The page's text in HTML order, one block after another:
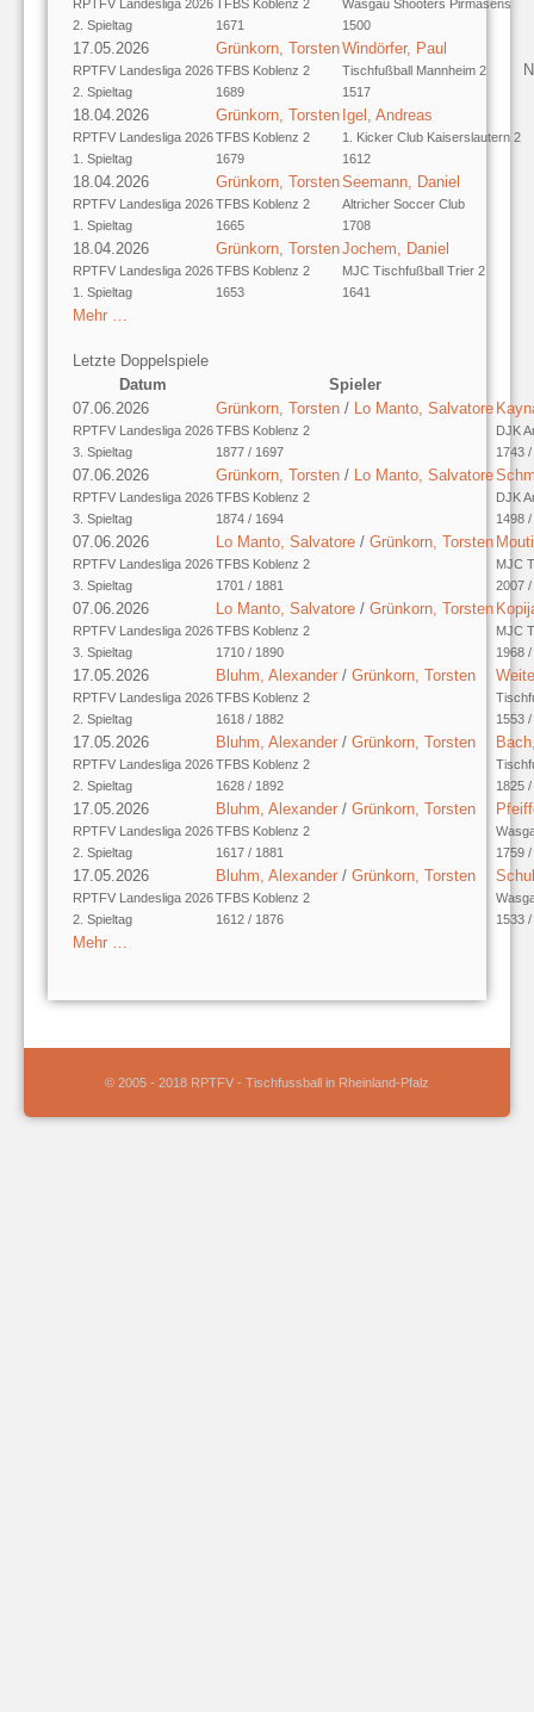
RPTFV Landesliga 2026
2. Spieltag
TFBS Koblenz 2
1671
Wasgau Shooters Pirmasens
1500
17.05.2026
RPTFV Landesliga 2026
2. Spieltag
Grünkorn, Torsten
TFBS Koblenz 2
1689
Windörfer, Paul
Tischfußball Mannheim 2
1517
18.04.2026
RPTFV Landesliga 2026
1. Spieltag
Grünkorn, Torsten
TFBS Koblenz 2
1679
Igel, Andreas
1. Kicker Club Kaiserslautern 2
1612
18.04.2026
RPTFV Landesliga 2026
1. Spieltag
Grünkorn, Torsten
TFBS Koblenz 2
1665
Seemann, Daniel
Altricher Soccer Club
1708
18.04.2026
RPTFV Landesliga 2026
1. Spieltag
Grünkorn, Torsten
TFBS Koblenz 2
1653
Jochem, Daniel
MJC Tischfußball Trier 2
1641
Mehr …
Letzte Doppelspiele
Datum
Spieler
07.06.2026
RPTFV Landesliga 2026
3. Spieltag
Grünkorn, Torsten / Lo Manto, Salvatore
TFBS Koblenz 2
1877 / 1697
DJK
1743
07.06.2026
RPTFV Landesliga 2026
3. Spieltag
Grünkorn, Torsten / Lo Manto, Salvatore
TFBS Koblenz 2
1874 / 1694
DJK
1498
07.06.2026
RPTFV Landesliga 2026
3. Spieltag
Lo Manto, Salvatore / Grünkorn, Torsten
TFBS Koblenz 2
1701 / 1881
MJC
2007
07.06.2026
RPTFV Landesliga 2026
3. Spieltag
Lo Manto, Salvatore / Grünkorn, Torsten
TFBS Koblenz 2
1710 / 1890
MJC
1968
17.05.2026
RPTFV Landesliga 2026
2. Spieltag
Bluhm, Alexander / Grünkorn, Torsten
TFBS Koblenz 2
1618 / 1882
1553
17.05.2026
RPTFV Landesliga 2026
2. Spieltag
Bluhm, Alexander / Grünkorn, Torsten
TFBS Koblenz 2
1628 / 1892
1825
17.05.2026
RPTFV Landesliga 2026
2. Spieltag
Bluhm, Alexander / Grünkorn, Torsten
TFBS Koblenz 2
1617 / 1881
1759
17.05.2026
RPTFV Landesliga 2026
2. Spieltag
Bluhm, Alexander / Grünkorn, Torsten
TFBS Koblenz 2
1612 / 1876
1533
Mehr …
© 2005 - 2018 RPTFV - Tischfussball in Rheinland-Pfalz